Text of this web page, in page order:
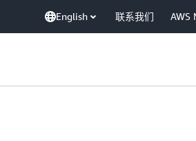
English 联系我们 AWS